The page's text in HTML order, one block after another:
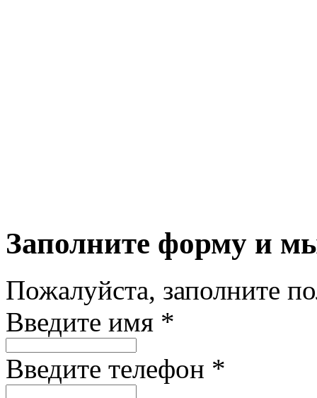
Заполните форму и
Пожалуйста, заполните
Введите имя *
Введите телефон *